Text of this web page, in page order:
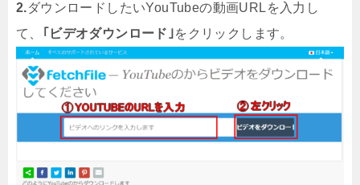
2.ダウンロードしたいYouTubeの動画URLを入力し
て、
｢ビデオダウンロード｣ をクリックします。